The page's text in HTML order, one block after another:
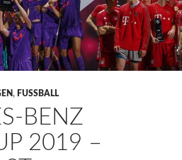
, FUSSBALL
BENZ
2019 –